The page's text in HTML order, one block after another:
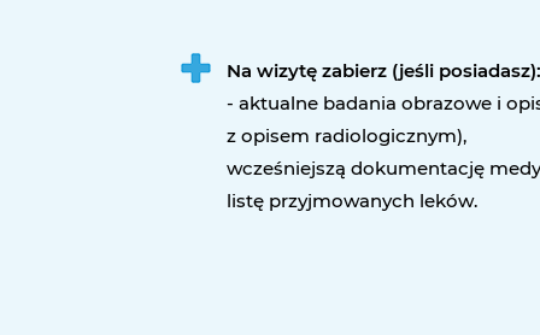
Na wizytę zabierz (jeśli posiadasz):
- aktualne badania obrazowe i
z opisem radiologicznym),
wcześniejszą dokumentację
listę przyjmowanych leków.